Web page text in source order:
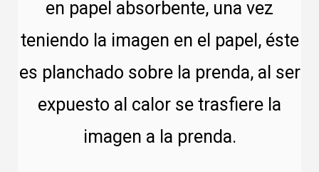
en papel absorbente, una vez
teniendo la imagen en el papel, éste
es planchado sobre la prenda, al ser
expuesto al calor se trasfiere la
imagen a la prenda.